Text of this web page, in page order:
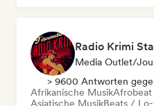
Radio Krimi
Media Outlet/
> 9600 Antworten
Afrikanische Musik
Asiatische MusikBeats /